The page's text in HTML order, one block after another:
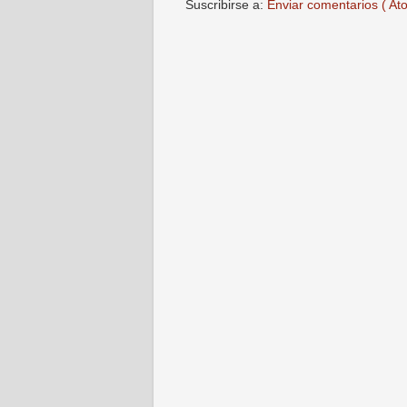
Suscribirse a: Enviar comentarios (